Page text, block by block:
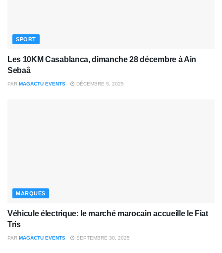
SPORT
Les 10KM Casablanca, dimanche 28 décembre à Ain
Sebaâ
PAR MAGACTU EVENTS DÉCEMBRE 5, 2025
MARQUES
Véhicule électrique: le marché marocain accueille le Fiat
Tris
PAR MAGACTU EVENTS SEPTEMBRE 30, 2025